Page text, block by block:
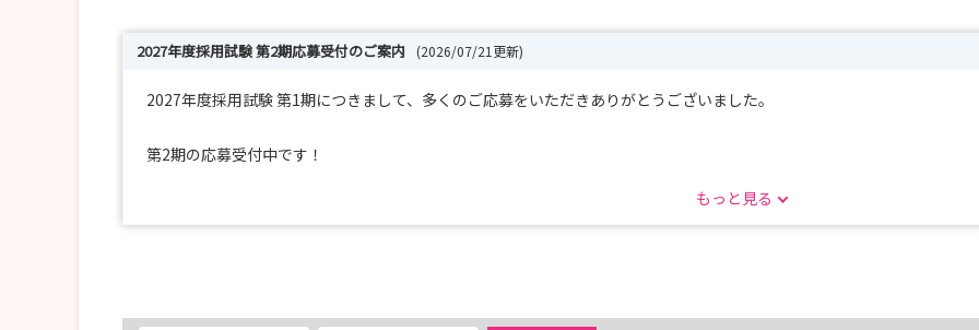
2027年度採用試験 第2期応募受付のご案内 (2026/07/21更新)
2027年度採用試験 第1期につきまして、多くのご応募をいただきありがとうございました。
第2期の応募受付中です！
皆さまにお会いできることを心より楽しみにしております。
もっと見る